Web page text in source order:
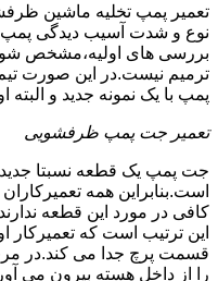
تعمیر پمپ تخلیه ماشین
نوع و شدت آسیب دیدگی پمپ
بررسی های اولیه،مشخص شود
ترمیم نیست.در این صورت
پمپ با یک نمونه جدید و البته
تعمیر جت پمپ ظرفشویی
جت پمپ یک قطعه نسبتا
است.بنابراین همه
کافی در مورد این قطعه
این ترتیب است که تعمیرکار
قسمت پرچ جدا می کند.در
را از داخل هسته بیرون می